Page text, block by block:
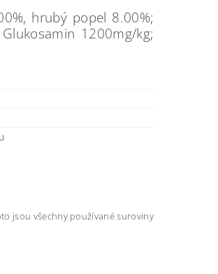
hrubý popel 8.00%;
1200mg/kg;
jsou všechny používané suroviny